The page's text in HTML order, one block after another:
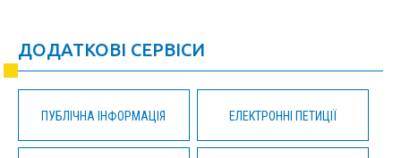
ДОДАТКОВІ СЕРВІСИ
ПУБЛІЧНА ІНФОРМАЦІЯ ЕЛЕКТРОННІ ПЕТИЦІЇ